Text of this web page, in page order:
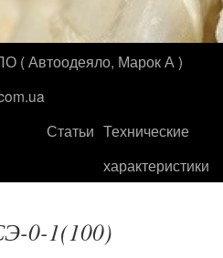
( Автоодеяло, Марок А )
Статьи Технические
характеристики
0-1(100)